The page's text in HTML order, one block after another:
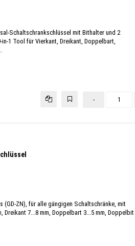
Schaltschrankschlüssel mit Bithalter und 2
1 Tool für Vierkant, Dreikant, Doppelbart,
-
(GD-ZN), für alle gängigen Schaltschränke, mit
Dreikant 7...8 mm, Doppelbart 3...5 mm, Doppelbit